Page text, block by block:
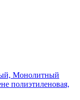
Монолитный
полиэтиленовая,